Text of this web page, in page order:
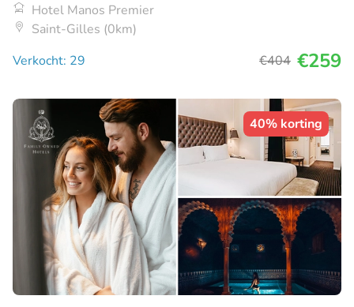
Hotel Manos Premier
Saint-Gilles (0km)
Verkocht: 29
€404 €259
40% korting